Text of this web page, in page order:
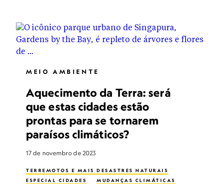
MEIO AMBIENTE
Aquecimento da Terra: será
que estas cidades estão
prontas para se tornarem
paraísos climáticos?
17 de novembro de 2023
TERREMOTOS E MAIS DESASTRES NATURAIS
ESPECIAL CIDADES
MUDANÇAS CLIMÁTICAS